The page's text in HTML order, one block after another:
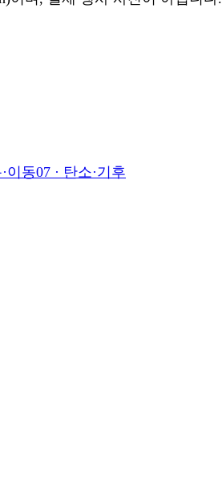
이동07 · 탄소·기후